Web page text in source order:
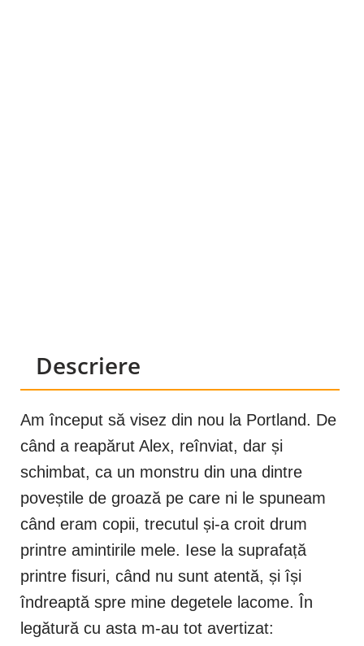
Descriere
Am început să visez din nou la Portland. De
când a reapărut Alex, reînviat, dar și
schimbat, ca un monstru din una dintre
poveștile de groază pe care ni le spuneam
când eram copii, trecutul și-a croit drum
printre amintirile mele. Iese la suprafață
printre fisuri, când nu sunt atentă, și își
îndreaptă spre mine degetele lacome. În
legătură cu asta m-au tot avertizat: